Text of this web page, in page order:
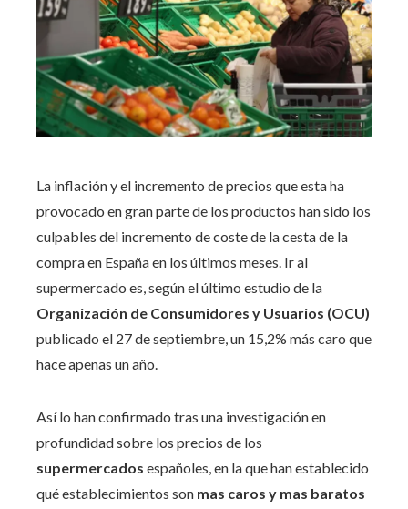
La inflación y el incremento de precios que esta ha
provocado en gran parte de los productos han sido los
culpables del incremento de coste de la cesta de la
compra en España en los últimos meses. Ir al
supermercado es, según el último estudio de la
Organización de Consumidores y Usuarios (OCU)
publicado el 27 de septiembre, un 15,2% más caro que
hace apenas un año.
Así lo han confirmado tras una investigación en
profundidad sobre los precios de los
supermercados españoles, en la que han establecido
qué establecimientos son mas caros y mas baratos